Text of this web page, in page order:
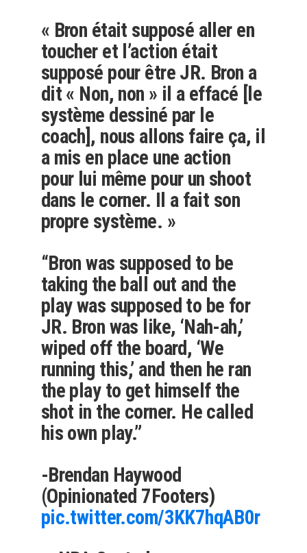
« Bron était supposé aller en
toucher et l’action était
supposé pour être JR. Bron a
dit « Non, non » il a effacé [le
système dessiné par le
coach], nous allons faire ça, il
a mis en place une action
pour lui même pour un shoot
dans le corner. Il a fait son
propre système. »
“Bron was supposed to be
taking the ball out and the
play was supposed to be for
JR. Bron was like, ‘Nah-ah,’
wiped off the board, ‘We
running this,’ and then he ran
the play to get himself the
shot in the corner. He called
his own play.”
-Brendan Haywood
(Opinionated 7Footers)
pic.twitter.com/3KK7hqAB0r